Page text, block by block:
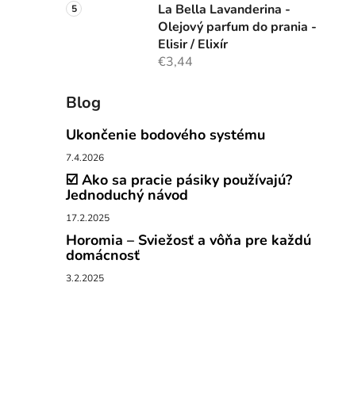
La Bella Lavanderina -
Olejový parfum do prania -
Elisir / Elixír
€3,44
Blog
Ukončenie bodového systému
7.4.2026
☑️ Ako sa pracie pásiky používajú?
Jednoduchý návod
17.2.2025
Horomia – Sviežosť a vôňa pre každú
domácnosť
3.2.2025